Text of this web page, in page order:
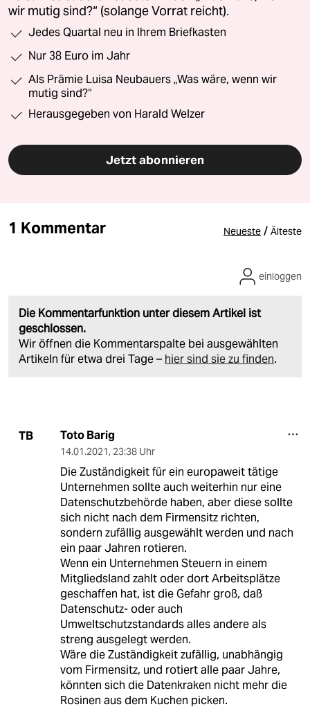
wir mutig sind?“ (solange Vorrat reicht).
Jedes Quartal neu in Ihrem Briefkasten
Nur 38 Euro im Jahr
Als Prämie Luisa Neubauers „Was wäre, wenn wir
mutig sind?“
Herausgegeben von Harald Welzer
Jetzt abonnieren
1 Kommentar Neueste / Älteste
Die Kommentarfunktion unter diesem Artikel ist
geschlossen.
Wir öffnen die Kommentarspalte bei ausgewählten
Artikeln für etwa drei Tage – hier sind sie zu finden.
einloggen
TB Toto Barig
14.01.2021, 23:38 Uhr
Die Zuständigkeit für ein europaweit tätige
Unternehmen sollte auch weiterhin nur eine
Datenschutzbehörde haben, aber diese sollte
sich nicht nach dem Firmensitz richten,
sondern zufällig ausgewählt werden und nach
ein paar Jahren rotieren.
Wenn ein Unternehmen Steuern in einem
Mitgliedsland zahlt oder dort Arbeitsplätze
geschaffen hat, ist die Gefahr groß, daß
Datenschutz- oder auch
Umweltschutzstandards alles andere als
streng ausgelegt werden.
Wäre die Zuständigkeit zufällig, unabhängig
vom Firmensitz, und rotiert alle paar Jahre,
könnten sich die Datenkraken nicht mehr die
Rosinen aus dem Kuchen picken.